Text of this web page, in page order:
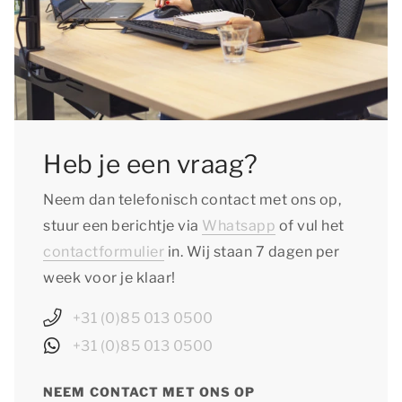
Heb je een vraag?
Neem dan telefonisch contact met ons op,
stuur een berichtje via Whatsapp of vul het
contactformulier in. Wij staan 7 dagen per
week voor je klaar!
+31 (0)85 013 0500
+31 (0)85 013 0500
NEEM CONTACT MET ONS OP